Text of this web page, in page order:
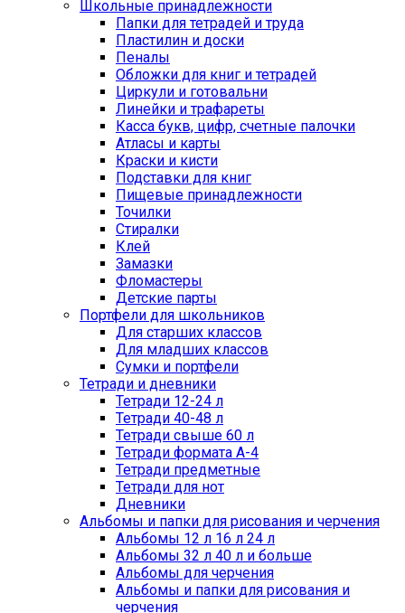
Школьные принадлежности
Папки для тетрадей и труда
Пластилин и доски
Пеналы
Обложки для книг и тетрадей
Циркули и готовальни
Линейки и трафареты
Касса букв, цифр, счетные палочки
Атласы и карты
Краски и кисти
Подставки для книг
Пищевые принадлежности
Точилки
Стиралки
Клей
Замазки
Фломастеры
Детские парты
Портфели для школьников
Для старших классов
Для младших классов
Сумки и портфели
Тетради и дневники
Тетради 12-24 л
Тетради 40-48 л
Тетради свыше 60 л
Тетради формата А-4
Тетради предметные
Тетради для нот
Дневники
Альбомы и папки для рисования и черчения
Альбомы 12 л 16 л 24 л
Альбомы 32 л 40 л и больше
Альбомы для черчения
Альбомы и папки для рисования и
черчения